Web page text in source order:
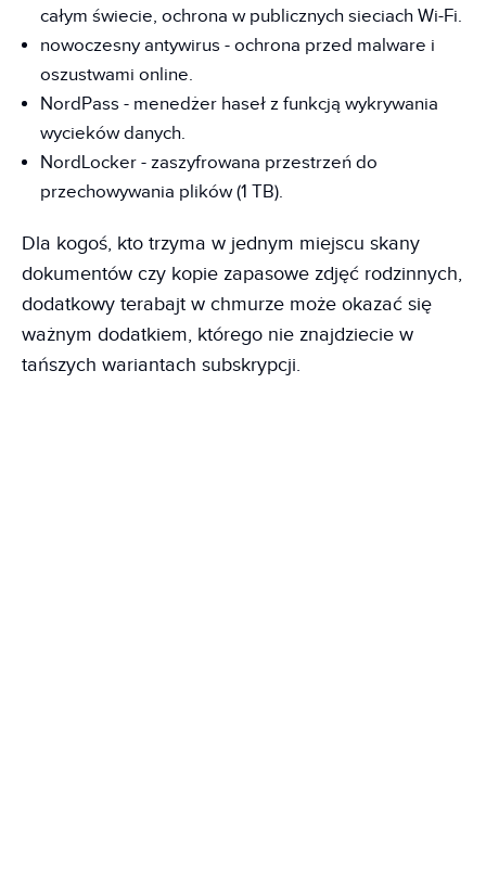
całym świecie, ochrona w publicznych sieciach Wi-Fi.
nowoczesny antywirus - ochrona przed malware i
oszustwami online.
NordPass - menedżer haseł z funkcją wykrywania
wycieków danych.
NordLocker - zaszyfrowana przestrzeń do
przechowywania plików (1 TB).
Dla kogoś, kto trzyma w jednym miejscu skany
dokumentów czy kopie zapasowe zdjęć rodzinnych,
dodatkowy terabajt w chmurze może okazać się
ważnym dodatkiem, którego nie znajdziecie w
tańszych wariantach subskrypcji.